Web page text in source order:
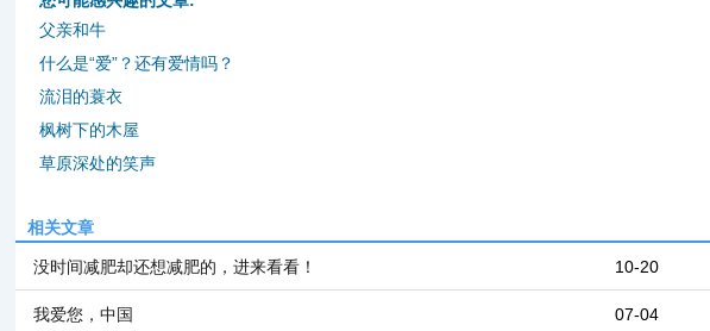
父亲和牛
什么是“爱”？还有爱情吗？
流泪的蓑衣
枫树下的木屋
草原深处的笑声
相关文章
10-20
没时间减肥却还想减肥的，进来看看！
07-04
我爱您，中国